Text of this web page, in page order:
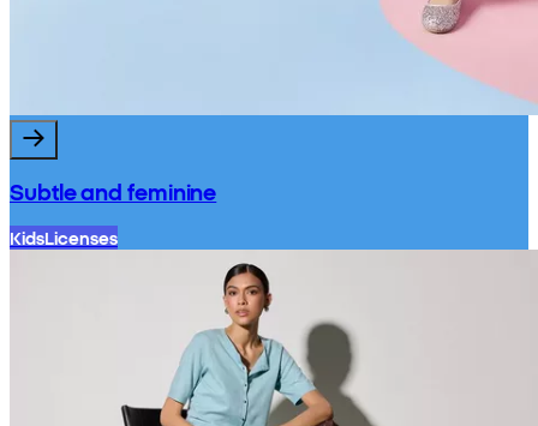
Subtle and feminine
KidsLicenses